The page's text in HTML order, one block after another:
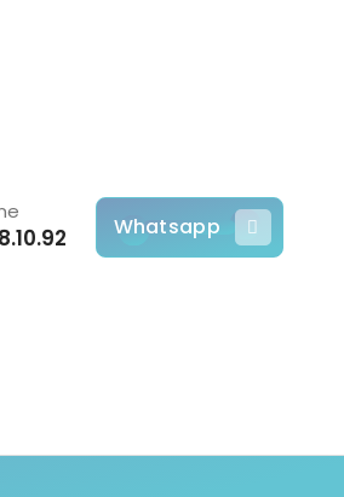
Whatsapp